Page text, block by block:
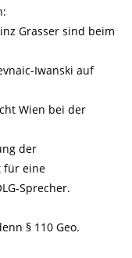
Grasser sind beim
Iwanski auf
Wien bei der
der
für eine
Sprecher.
§ 110 Geo.